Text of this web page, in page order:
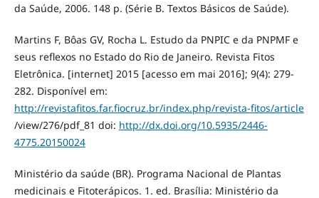
da Saúde, 2006. 148 p. (Série B. Textos Básicos de Saúde).
Martins F, Bôas GV, Rocha L. Estudo da PNPIC e da PNPMF e
seus reflexos no Estado do Rio de Janeiro. Revista Fitos
Eletrônica. [internet] 2015 [acesso em mai 2016]; 9(4): 279-
282. Disponível em:
http://revistafitos.far.fiocruz.br/index.php/revista-fitos/article
/view/276/pdf_81 doi: http://dx.doi.org/10.5935/2446-
4775.20150024
Ministério da saúde (BR). Programa Nacional de Plantas
medicinais e Fitoterápicos. 1. ed. Brasília: Ministério da